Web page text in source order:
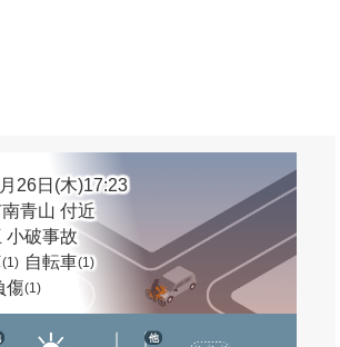
26日(木)17:23
青山 付近
小破事故
(1) 自転車(1)
傷(1)
他